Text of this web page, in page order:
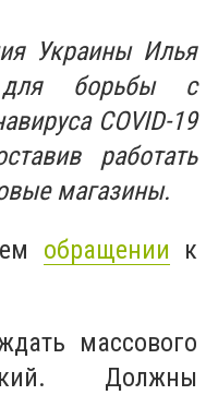
Украины Илья
борьбы с
COVID-19
работать
магазины.
обращении к
массового
Должны